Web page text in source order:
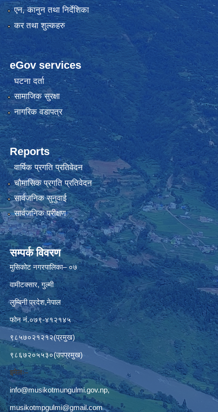
एन, कानुन तथा निर्देशिका
कर तथा शुल्कहरु
eGov services
घटना दर्ता
सामाजिक सुरक्षा
नागरिक वडापत्र
Reports
वार्षिक प्रगति प्रतिवेदन
चौमासिक प्रगति प्रतिवेदन
सार्वजनिक सुनुवाई
सार्वजनिक परीक्षण
सम्पर्क विवरण
मुसिकोट नगरपालिका– ०७
वामीटक्सार, गुल्मी
लुम्बिनी प्रदेश,नेपाल
फोन नं.०७९-४१२१४५
९८५७०२१२१२(प्रमुख)
९८६७२०५५३०(उपप्रमुख)
इमेलः–
info@musikotmungulmi.gov.np,
musikotmpgulmi@gmail.com